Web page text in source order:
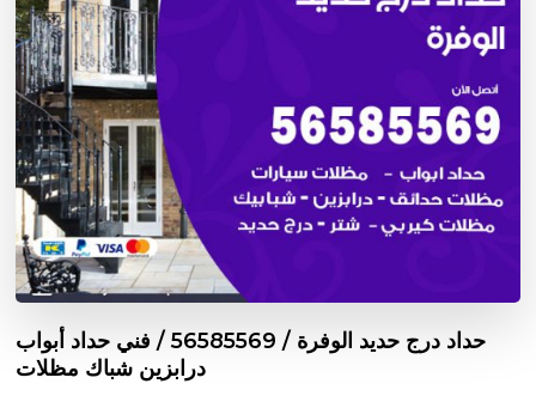
حداد درج حديد الوفرة / 56585569 / فني حداد أبواب
درابزين شباك مظلات